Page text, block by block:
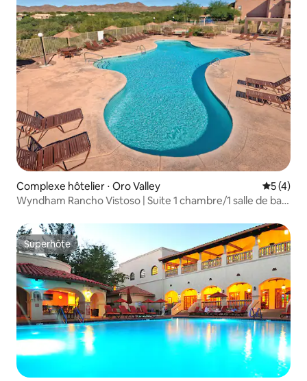
Complexe hôtelier ⋅ Oro Valley
5 (4)
Wyndham Rancho Vistoso | Suite 1 chambre/1 salle de bain
Superhôte
Superhôte